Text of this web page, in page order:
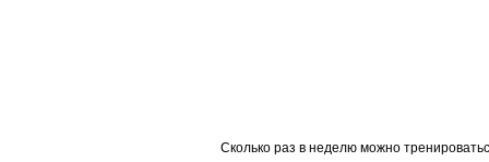
Сколько раз в неделю можно